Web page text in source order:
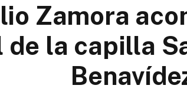
Zamora
la capilla